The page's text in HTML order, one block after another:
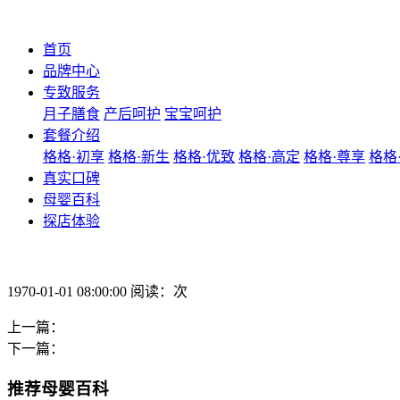
首页
品牌中心
专致服务
月子膳食 产后呵护 宝宝呵护
套餐介绍
格格·初享 格格·新生 格格·优致 格格·高定 格格·尊享 格格
真实口碑
母婴百科
探店体验
1970-01-01 08:00:00 阅读：次
上一篇：
下一篇：
推荐母婴百科